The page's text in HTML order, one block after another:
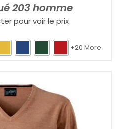
203 homme
pour voir le prix
+20 More